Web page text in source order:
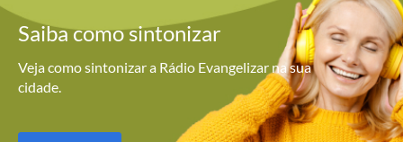
Saiba comosintonizar
Veja como sintonizar a Rádio Evangelizar na sua
cidade.